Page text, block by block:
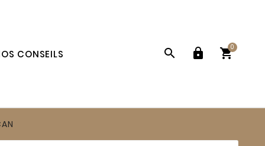
CONSEILS   
0